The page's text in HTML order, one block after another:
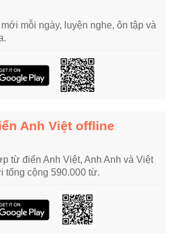
mỗi ngày, luyện nghe, ôn tập và
Anh Việt offline
từ điển Anh Việt, Anh Anh và Việt
tổng cộng 590.000 từ.